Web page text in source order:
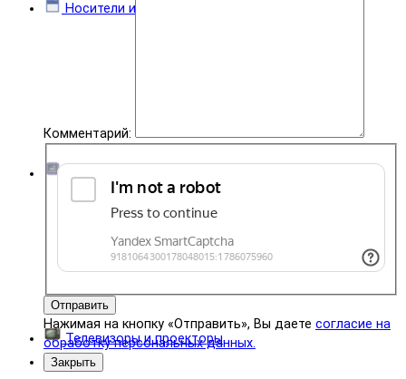
Комментарий:
Отправить
Нажимая на кнопку «Отправить», Вы даете согласие на
обработку персональных данных.
Закрыть
Носители информации
Комплектующие
Телевизоры и проекторы